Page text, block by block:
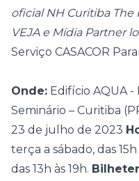
oficial NH Curitiba The
VEJA e Mídia Partner
Serviço CASACOR
Onde: Edifício AQUA -
Seminário – Curitiba
23 de julho de 2023
terça a sábado, das
das 13h às 19h.